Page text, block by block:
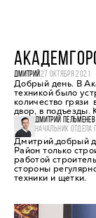
ДМИТРИЙ27 ОКТЯБРЯ 2021
Добрый день. В
техникой было
количество грязи
двор, в подъезды.
ДМИТРИЙ ПЕЛЬМЕНЕВ
НАЧАЛЬНИК ОТДЕЛА
Дмитрий,добрый
Район только
работой
стороны
техники и щетки.